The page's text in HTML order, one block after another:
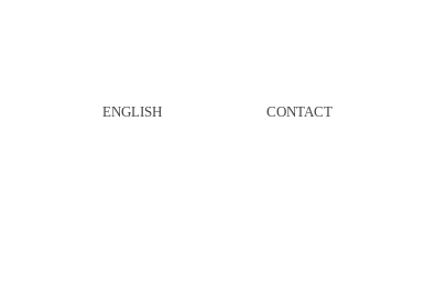
ENGLISH CONTACT